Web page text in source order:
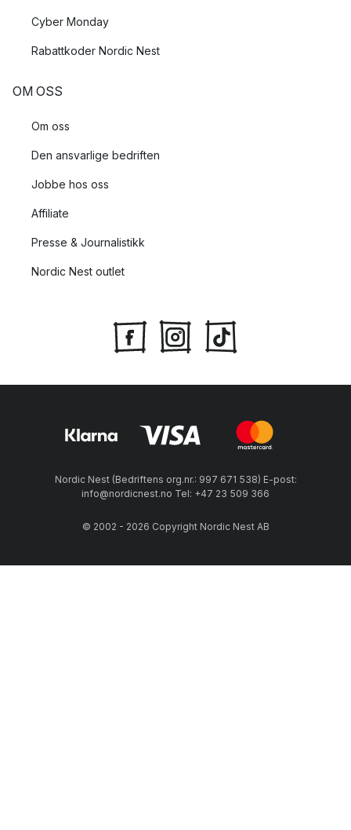
Cyber Monday
Rabattkoder Nordic Nest
OM OSS
Om oss
Den ansvarlige bedriften
Jobbe hos oss
Affiliate
Presse & Journalistikk
Nordic Nest outlet
Nordic Nest (Bedriftens org.nr.: 997 671 538) E-post:
info@nordicnest.no Tel: +47 23 509 366
© 2002 - 2026 Copyright Nordic Nest AB